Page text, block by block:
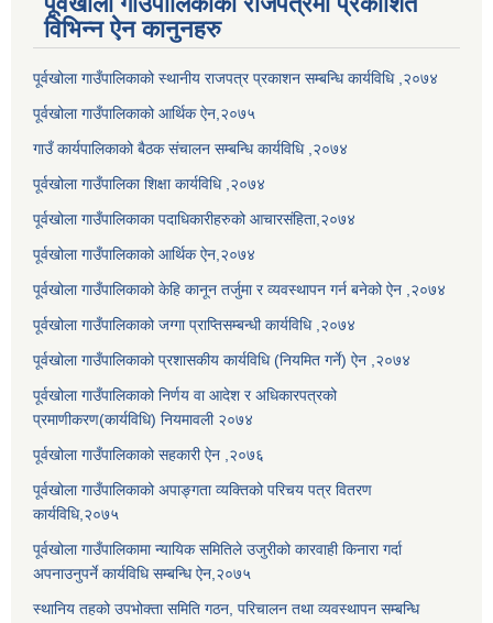
विभिन्न ऐन कानुनहरु
पूर्वखोला गाउँपालिकाको स्थानीय राजपत्र प्रकाशन सम्बन्धि कार्यविधि ,२०७४
पूर्वखोला गाउँपालिकाको आर्थिक ऐन,२०७५
गाउँ कार्यपालिकाको बैठक संचालन सम्बन्धि कार्यविधि ,२०७४
पूर्वखोला गाउँपालिका शिक्षा कार्यविधि ,२०७४
पूर्वखोला गाउँपालिकाका पदाधिकारीहरुको आचारसंहिता,२०७४
पूर्वखोला गाउँपालिकाको आर्थिक ऐन,२०७४
पूर्वखोला गाउँपालिकाको केहि कानून तर्जुमा र व्यवस्थापन गर्न बनेको ऐन ,२०७४
पूर्वखोला गाउँपालिकाको जग्गा प्राप्तिसम्बन्धी कार्यविधि ,२०७४
पूर्वखोला गाउँपालिकाको प्रशासकीय कार्यविधि (नियमित गर्ने) ऐन ,२०७४
पूर्वखोला गाउँपालिकाको निर्णय वा आदेश र अधिकारपत्रको
प्रमाणीकरण(कार्यविधि) नियमावली २०७४
पूर्वखोला गाउँपालिकाको सहकारी ऐन ,२०७६
पूर्वखोला गाउँपालिकाको अपाङ्गता व्यक्तिको परिचय पत्र वितरण
कार्यविधि,२०७५
पूर्वखोला गाउँपालिकामा न्यायिक समितिले उजुरीको कारवाही किनारा गर्दा
अपनाउनुपर्ने कार्यविधि सम्बन्धि ऐन,२०७५
स्थानिय तहको उपभोक्ता समिति गठन, परिचालन तथा व्यवस्थापन सम्बन्धि